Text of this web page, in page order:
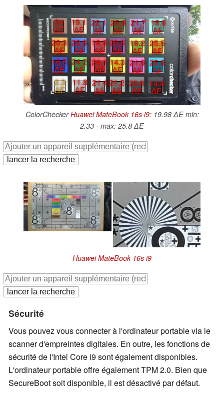
24
∆E
19.1
∆E
22.1
∆E
25.8
∆E
21.7
∆E
18.8
∆E
20.3
∆E
22.8
∆E
18.9
∆E
20.5
∆E
18.2
∆E
25.5
∆E
16.5
∆E
24.2
∆E
24.1
∆E
14.3
∆E
21.9
∆E
25.8
∆E
2.3
∆E
11.8
∆E
21.4
∆E
21.2
∆E
23.9
∆E
14.4
∆E
ColorCheckerHuawei MateBook 16s i9: 19.98 ∆E min:
2.33 - max: 25.8 ∆E
Huawei MateBook 16s i9
Sécurité
Vous pouvez vous connecter à l'ordinateur portable via le
scanner d'empreintes digitales. En outre, les fonctions de
sécurité de l'Intel Core i9 sont également disponibles.
L'ordinateur portable offre également TPM 2.0. Bien que
SecureBoot soit disponible, il est désactivé par défaut.